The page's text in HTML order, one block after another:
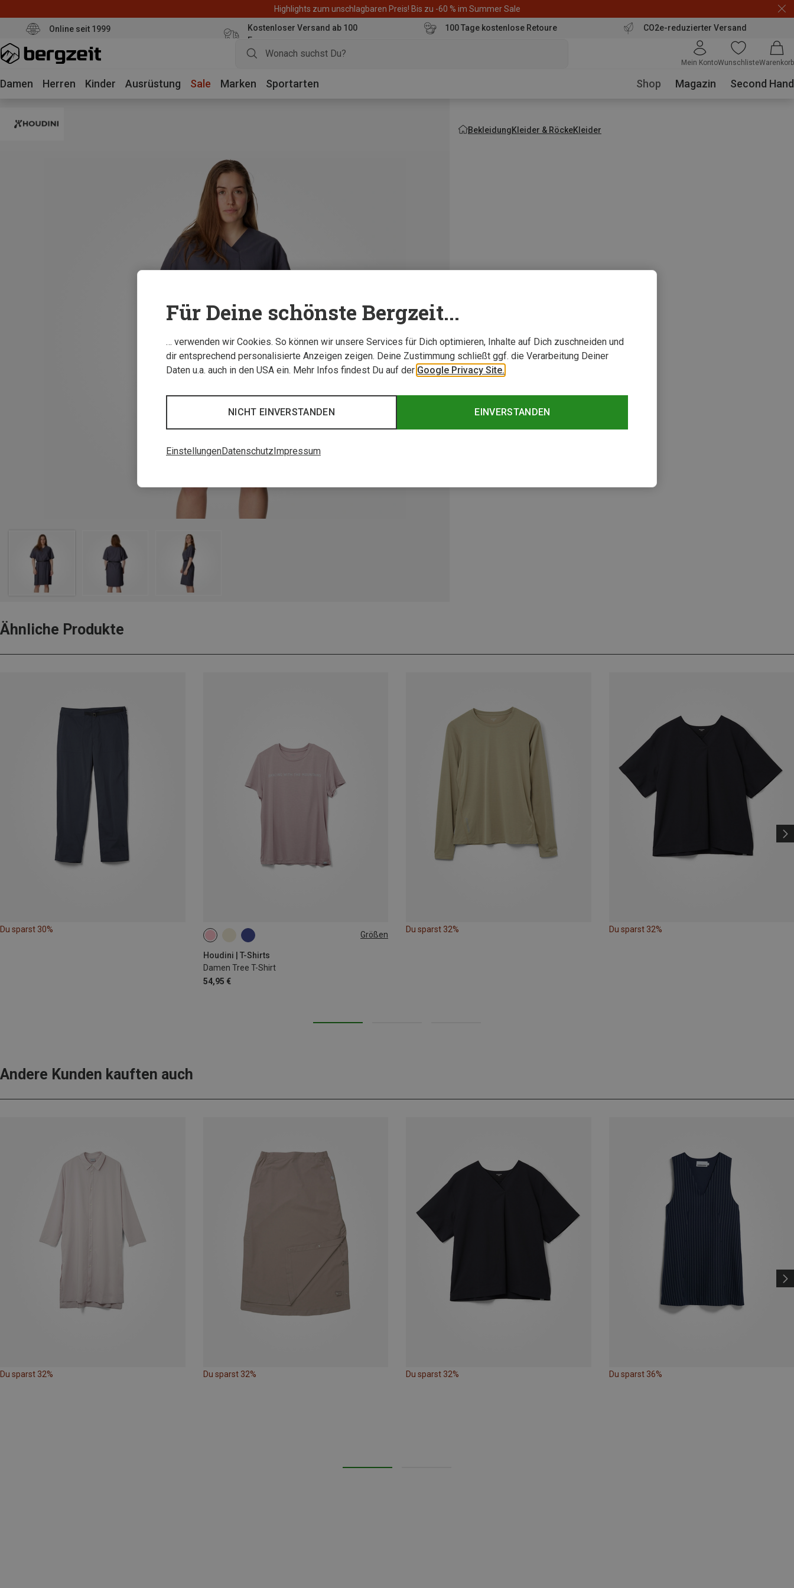
Highlights zum unschlagbaren Preis! Bis zu -60 % im Summer Sale
Online seit 1999
Kostenloser Versand ab 100
Euro
100 Tage kostenlose Retoure CO2e-reduzierter Versand
Mein KontoWunschlisteWarenkorb
Damen Herren Kinder Ausrüstung Sale Marken Sportarten Shop Magazin Second Hand
BekleidungKleider & RöckeKleider
Ähnliche Produkte
Du sparst 30%
Größen
Houdini | T-Shirts
Damen Tree T-Shirt
54,95 €
XS M
Du sparst 32% Du sparst 32%
Andere Kunden kauften auch
Du sparst 32% Du sparst 32% Du sparst 32% Du sparst 36%
Für Deine schönste Bergzeit...
… verwenden wir Cookies. So können wir unsere Services für Dich optimieren, Inhalte auf Dich zuschneiden und
dir entsprechend personalisierte Anzeigen zeigen. Deine Zustimmung schließt ggf. die Verarbeitung Deiner
Daten u.a. auch in den USA ein. Mehr Infos findest Du auf der Google Privacy Site.
EINVERSTANDEN
NICHT EINVERSTANDEN
EinstellungenDatenschutz Impressum